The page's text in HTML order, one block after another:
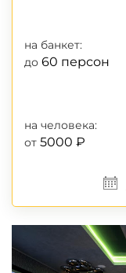
на банкет:
до 60 персон
на человека:
от 5000 ₽